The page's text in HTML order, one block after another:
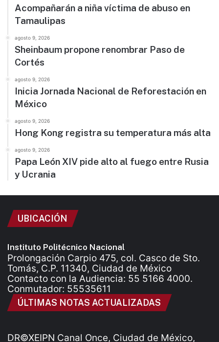
Acompañarán a niña víctima de abuso en
Tamaulipas
agosto 9, 2026
Sheinbaum propone renombrar Paso de
Cortés
agosto 9, 2026
Inicia Jornada Nacional de Reforestación en
México
agosto 9, 2026
Hong Kong registra su temperatura más alta
agosto 9, 2026
Papa León XIV pide alto al fuego entre Rusia
y Ucrania
UBICACIÓN
Instituto Politécnico Nacional
Prolongación Carpio 475, col. Casco de Sto.
Tomás, C.P. 11340, Ciudad de México
Contacto con la Audiencia: 55 5166 4000.
Conmutador: 55535611
ÚLTIMAS NOTAS ACTUALIZADAS
DR©XEIPN Canal Once, Ciudad de México,